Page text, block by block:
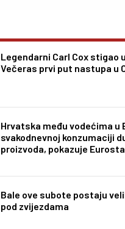
Legendarni Carl Cox stigao
Večeras prvi put nastupa u
Hrvatska među vodećima u
svakodnevnoj konzumaciji
proizvoda, pokazuje
Bale ove subote postaju
pod zvijezdama